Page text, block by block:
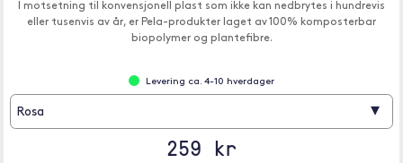
I motsetning til konvensjonell plast som ikke kan nedbrytes i hundrevis
eller tusenvis av år, er Pela-produkter laget av 100% komposterbar
biopolymer og plantefibre.
Levering ca. 4-10 hverdager
Rosa ▾
259 kr